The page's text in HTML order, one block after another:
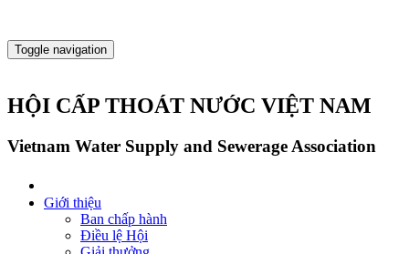
Toggle navigation
HỘI CẤP THOÁT NƯỚC VIỆT NAM
Vietnam Water Supply and Sewerage Association
Giới thiệu
Ban chấp hành
Điều lệ Hội